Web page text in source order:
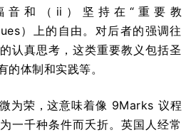
音和（ii）坚持在“重要教
）上的自由。对后者的强调往
认真思考，这类重要教义包括圣
的体制和实践等。
为荣，这意味着像 9Marks 议程
一千种条件而夭折。英国人经常